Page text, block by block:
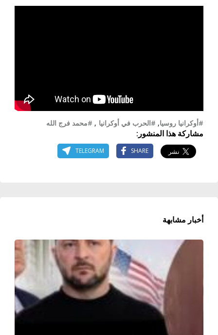
#أوكرانيا روسيا, #الحرب في أوكرانيا , #محمد فرج الله
مشاركة هذا المنشور:
SHARE
TELEGRAM
أخبار مشابهة